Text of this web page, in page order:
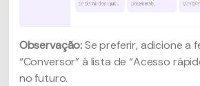
Observação:Se preferir, adicione a
“Conversor” à lista de “Acesso
no futuro.